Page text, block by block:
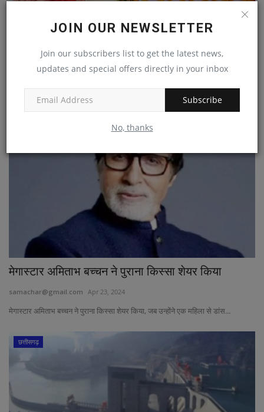
JOIN OUR NEWSLETTER
Join our subscribers list to get the latest news,
updates and special offers directly in your inbox
Subscribe
No, thanks
samachar@gmail.com
उपलक्ष्य...
मेगास्टार अमिताभ बच्चन ने पुराना किस्सा शेयर किया
samachar@gmail.com Apr 23, 2024
मेगास्टार अमिताभ बच्चन ने पुराना किस्सा शेयर किया, जब उन्होंने एक महिला से डांस...
छत्तीसगढ़